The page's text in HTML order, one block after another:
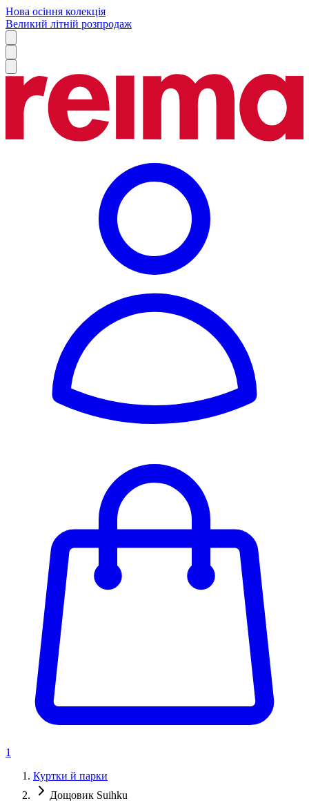
Нова осіння колекція
Великий літній розпродаж
1
Куртки й парки
Дощовик Suihku